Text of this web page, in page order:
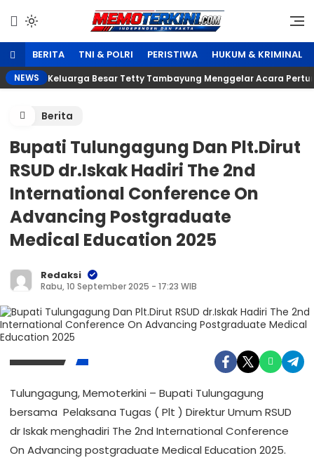
konten
Memoterkini.com
Independen dan Fakta
BERITA TNI & POLRI PERISTIWA HUKUM & KRIMINAL
NEWS Keluarga Besar Tetty Tambayung Menggelar Acara
Berita
Bupati Tulungagung Dan Plt.Dirut
RSUD dr.Iskak Hadiri The 2nd
International Conference On
Advancing Postgraduate
Medical Education 2025
Redaksi
Rabu, 10 September 2025 - 17:23 WIB
Tulungagung, Memoterkini – Bupati Tulungagung
bersama Pelaksana Tugas ( Plt ) Direktur Umum RSUD
dr Iskak menghadiri The 2nd International Conference
On Advancing postgraduate Medical Education 2025.